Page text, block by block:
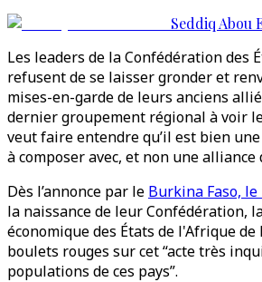
Seddiq Abou
Les leaders de la Confédération des
refusent de se laisser gronder et
mises-en-garde de leurs anciens
dernier groupement régional à voir
veut faire entendre qu’il est bien
à composer avec, et non une alliance
Dès l’annonce par le Burkina Faso,
la naissance de leur Confédération,
économique des États de l'Afrique
boulets rouges sur cet “acte très
populations de ces pays”.